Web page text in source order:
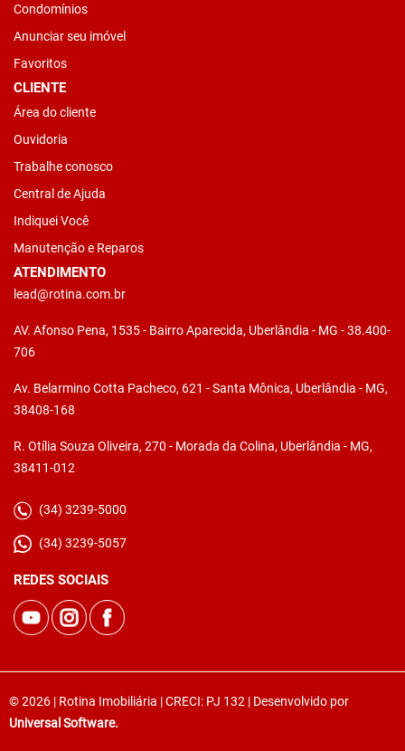
Condomínios
Anunciar seu imóvel
Favoritos
CLIENTE
Área do cliente
Ouvidoria
Trabalhe conosco
Central de Ajuda
Indiquei Você
Manutenção e Reparos
ATENDIMENTO
lead@rotina.com.br
AV. Afonso Pena, 1535 - Bairro Aparecida, Uberlândia - MG - 38.400-
706
Av. Belarmino Cotta Pacheco, 621 - Santa Mônica, Uberlândia - MG,
38408-168
R. Otília Souza Oliveira, 270 - Morada da Colina, Uberlândia - MG,
38411-012
(34) 3239-5000
(34) 3239-5057
REDES SOCIAIS
© 2026 | Rotina Imobiliária | CRECI: PJ 132 | Desenvolvido por
Universal Software.